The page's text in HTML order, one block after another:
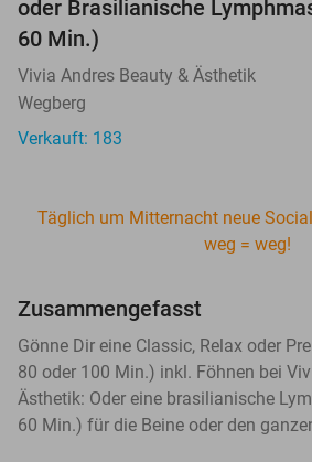
oder Brasilianische
60 Min.)
Vivia Andres Beauty & Ästhetik
Wegberg
Verkauft: 183
Täglich um Mitternacht neue
weg = weg!
Zusammengefasst
Gönne Dir eine Classic, Relax oder
80 oder 100 Min.) inkl. Föhnen bei
Ästhetik: Oder eine brasilianische
60 Min.) für die Beine oder den